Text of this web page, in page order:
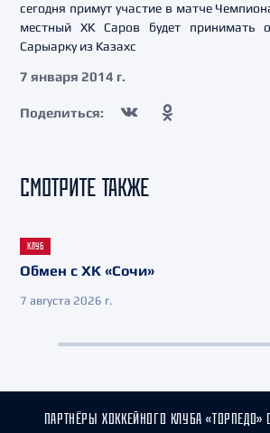
сегодня примут участие в матче
местный ХК Саров будет принимать
Сарыарку из Казахс
7 января 2014 г.
Поделиться:
СМОТРИТЕ ТАКЖЕ
КЛУБ
Обмен с ХК «Сочи»
7 августа 2026 г.
ПАРТНЁРЫ ХОККЕЙНОГО КЛУБА «ТОРПЕДО»